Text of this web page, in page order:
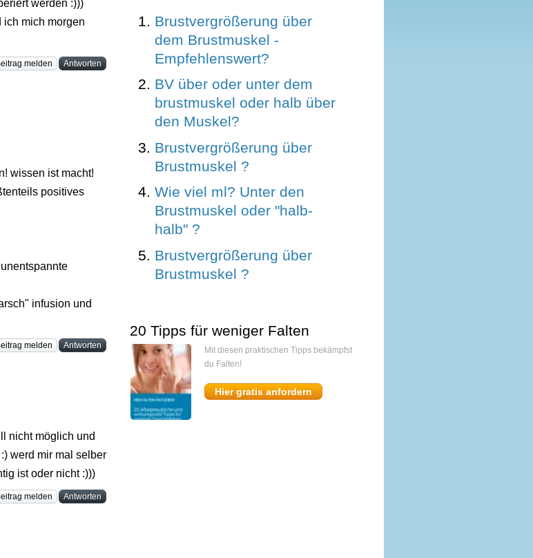
werden :)))
ich mich morgen
melden Antworten
wissen ist macht!
positives
infusion und
melden Antworten
nicht möglich und
werd mir mal selber
ist oder nicht :)))
melden Antworten
Brustvergrößerung über
dem Brustmuskel -
Empfehlenswert?
BV über oder unter dem
brustmuskel oder halb über
den Muskel?
Brustvergrößerung über
Brustmuskel ?
Wie viel ml? Unter den
Brustmuskel oder "halb-
halb" ?
Brustvergrößerung über
Brustmuskel ?
20 Tipps für weniger Falten
Mit diesen praktischen Tipps bekämpfst
du Falten!
Hier gratis anfordern